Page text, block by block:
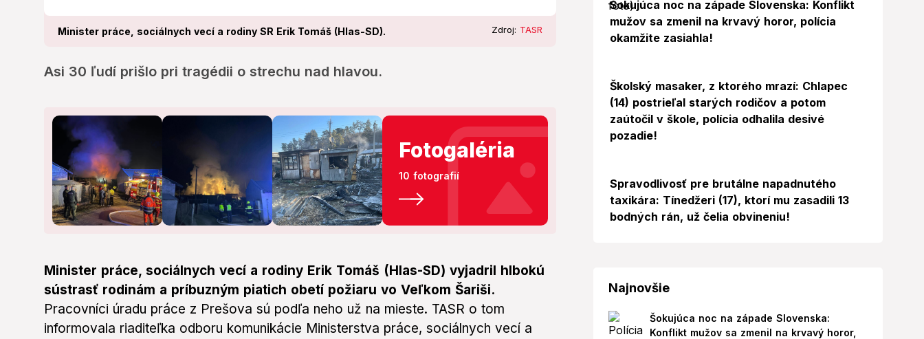
Minister práce, sociálnych vecí a rodiny SR Erik Tomáš (Hlas-SD). Zdroj: TASR
Asi 30 ľudí prišlo pri tragédii o strechu nad hlavou.
Fotogaléria
10 fotografií
Minister práce, sociálnych vecí a rodiny Erik Tomáš (Hlas-SD) vyjadril hlbokú
sústrasť rodinám a príbuzným piatich obetí požiaru vo Veľkom Šariši.
Pracovníci úradu práce z Prešova sú podľa neho už na mieste. TASR o tom
informovala riaditeľka odboru komunikácie Ministerstva práce, sociálnych vecí a
Šokujúca noc na západe Slovenska: Konflikt
mužov sa zmenil na krvavý horor, polícia
okamžite zasiahla!
Foto
Školský masaker, z ktorého mrazí: Chlapec
(14) postrieľal starých rodičov a potom
zaútočil v škole, polícia odhalila desivé
pozadie!
Spravodlivosť pre brutálne napadnutého
taxikára: Tínedžeri (17), ktorí mu zasadili 13
bodných rán, už čelia obvineniu!
Najnovšie
Šokujúca noc na západe Slovenska:
Konflikt mužov sa zmenil na krvavý horor,